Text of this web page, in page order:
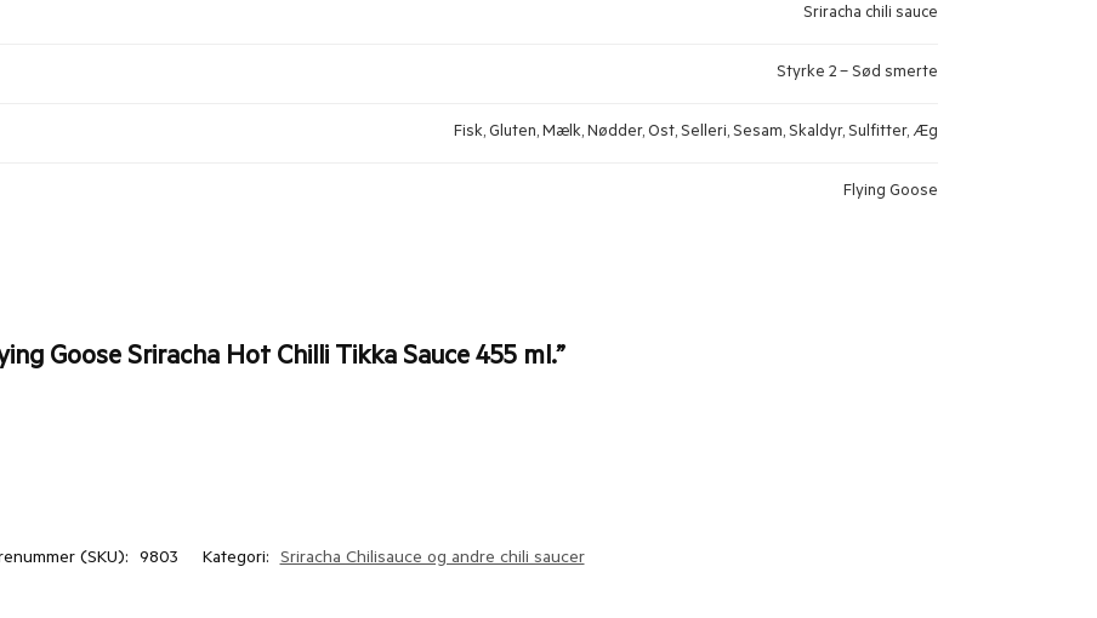
Sriracha chili sauce
Styrke 2 – Sød smerte
Fisk, Gluten, Mælk, Nødder, Ost, Selleri, Sesam, Skaldyr, Sulfitter, Æg
Flying Goose
Goose Sriracha Hot Chilli Tikka Sauce 455 ml.”
(SKU): 9803 Kategori: Sriracha Chilisauce og andre chili saucer